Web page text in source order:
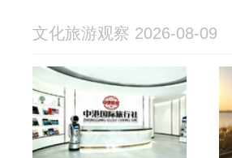
文化旅游观察 2026-08-09